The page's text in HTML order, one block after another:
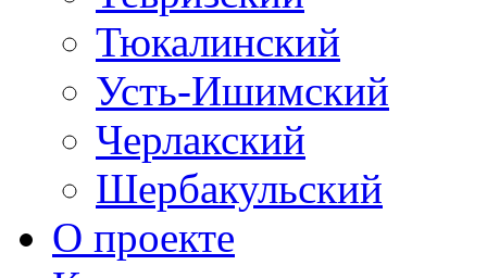
Тюкалинский
Усть-Ишимский
Черлакский
Шербакульский
О проекте